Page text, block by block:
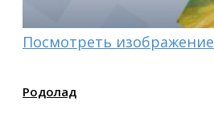
Посмотреть изображение
Родолад